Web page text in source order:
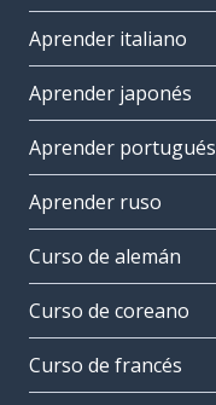
Aprender italiano
Aprender japonés
Aprender portugués
Aprender ruso
Curso de alemán
Curso de coreano
Curso de francés